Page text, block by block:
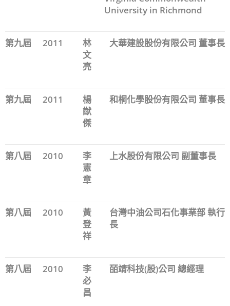
University in Richmond
第九屆 2011
林
文
亮
大華建設股份有限公司 董事長
第九屆 2011
楊
猷
傑
和桐化學股份有限公司 董事長
第八屆 2010
李
憲
章
上水股份有限公司 副董事長
第八屆 2010
黃
登
祥
台灣中油公司石化事業部 執行
長
第八屆 2010
李
必
昌
皕靖科技(股)公司 總經理